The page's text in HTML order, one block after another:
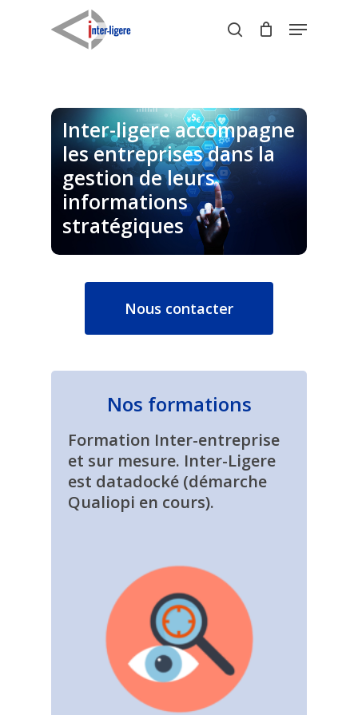
search
Menu
Inter-ligere accompagne
les entreprises dans la
gestion de leurs
informations
stratégiques
Nous contacter
Nos formations
Formation Inter-entreprise
et sur mesure. Inter-Ligere
est datadocké (démarche
Qualiopi en cours).